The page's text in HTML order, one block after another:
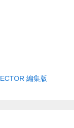
編集版